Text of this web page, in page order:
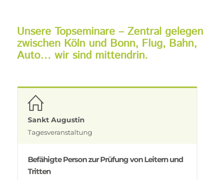
Unsere Topseminare – Zentral gelegen
zwischen Köln und Bonn, Flug, Bahn,
Auto… wir sind mittendrin.
Sankt Augustin
Tagesveranstaltung
Befähigte Person zur Prüfung von Leitern und
Tritten